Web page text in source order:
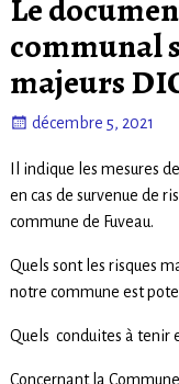
Le
communal
majeurs
décembre 5, 2021
Il indique les mesures
en cas de survenue de
commune de Fuveau.
Quels sont les risques
notre commune est
Quels conduites à tenir
Concernant la